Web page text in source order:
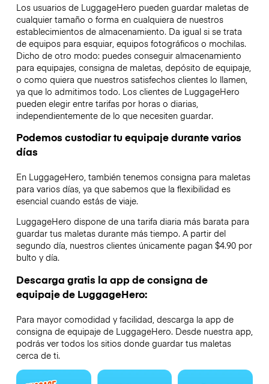
Los usuarios de LuggageHero pueden guardar maletas de
cualquier tamaño o forma en cualquiera de nuestros
establecimientos de almacenamiento. Da igual si se trata
de equipos para esquiar, equipos fotográficos o mochilas.
Dicho de otro modo: puedes conseguir almacenamiento
para equipajes, consigna de maletas, depósito de equipaje,
o como quiera que nuestros satisfechos clientes lo llamen,
ya que lo admitimos todo. Los clientes de LuggageHero
pueden elegir entre tarifas por horas o diarias,
independientemente de lo que necesiten guardar.
Podemos custodiar tu equipaje durante varios
días
En LuggageHero, también tenemos consigna para maletas
para varios días, ya que sabemos que la flexibilidad es
esencial cuando estás de viaje.
LuggageHero dispone de una tarifa diaria más barata para
guardar tus maletas durante más tiempo. A partir del
segundo día, nuestros clientes únicamente pagan $4.90 por
bulto y día.
Descarga gratis la app de consigna de
equipaje de LuggageHero:
Para mayor comodidad y facilidad, descarga la app de
consigna de equipaje de LuggageHero. Desde nuestra app,
podrás ver todos los sitios donde guardar tus maletas
cerca de ti.